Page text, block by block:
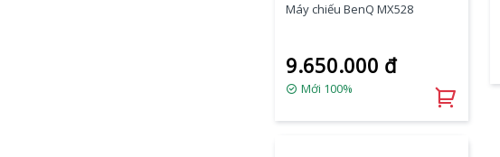
Máy chiếu BenQ MX528
9.650.000 đ
Mới 100%